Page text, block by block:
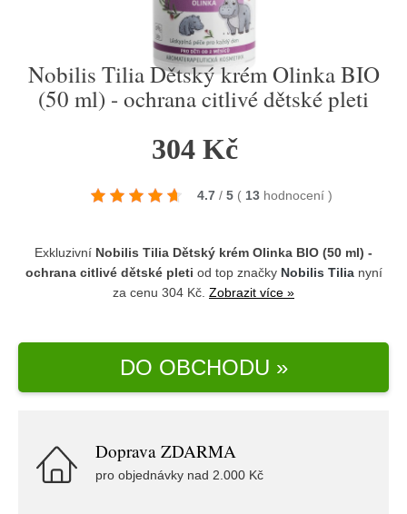
Nobilis Tilia Dětský krém Olinka BIO
(50 ml) - ochrana citlivé dětské pleti
304 Kč
4.7 / 5 ( 13 hodnocení )
Exkluzivní Nobilis Tilia Dětský krém Olinka BIO (50 ml) -
ochrana citlivé dětské pleti od top značky Nobilis Tilianyní
za cenu 304 Kč. Zobrazit více »
DO OBCHODU »
Doprava ZDARMA
pro objednávky nad 2.000 Kč